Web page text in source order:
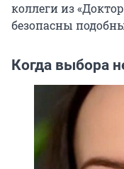
коллеги из
безопасны
Когда выбора